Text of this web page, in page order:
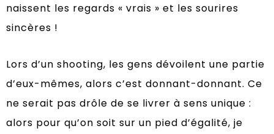
naissent les regards « vrais » et les sourires
sincères !
Lors d’un shooting, les gens dévoilent une partie
d’eux-mêmes, alors c’est donnant-donnant. Ce
ne serait pas drôle de se livrer à sens unique :
alors pour qu’on soit sur un pied d’égalité, je